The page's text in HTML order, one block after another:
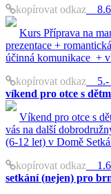
kopírovat odkaz
Kurs Příprava na
prezentace +
účinná komunikace +
kopírovat odkaz 5.-
víkend pro otce s
Víkend pro otce s
vás na další
(6-12 let) v Domě
kopírovat odkaz
setkání (nejen) pro